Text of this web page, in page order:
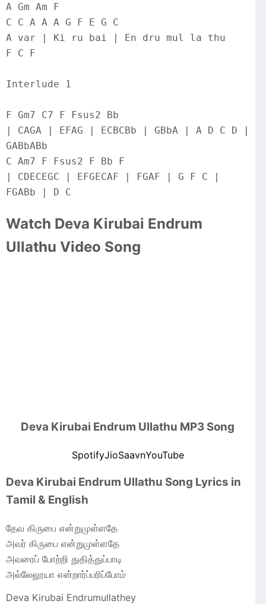
A Gm Am F
C C A A A G F E G C
A var | Ki ru bai | En dru mul la thu
F C F
Interlude 1
F Gm7 C7 F Fsus2 Bb
| CAGA | EFAG | ECBCBb | GBbA | A D C D |
GABbABb
C Am7 F Fsus2 F Bb F
| CDECEGC | EFGECAF | FGAF | G F C |
FGABb | D C
Watch Deva Kirubai Endrum
Ullathu Video Song
Deva Kirubai Endrum Ullathu MP3 Song
SpotifyJioSaavnYouTube
Deva Kirubai Endrum Ullathu Song Lyrics in
Tamil & English
தேவ கிருபை என்றுமுள்ளதே
அவர் கிருபை என்றுமுள்ளதே
அவரைப் போற்றி துதித்துப்பாடி
அல்லேலூயா என்றார்ப்பரிப்போம்
Deva Kirubai Endrumullathey